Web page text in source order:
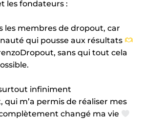
les fondateurs :
les membres de dropout, car
qui pousse aux résultats
sans qui tout cela
infiniment
m’a permis de réaliser mes
changé ma vie